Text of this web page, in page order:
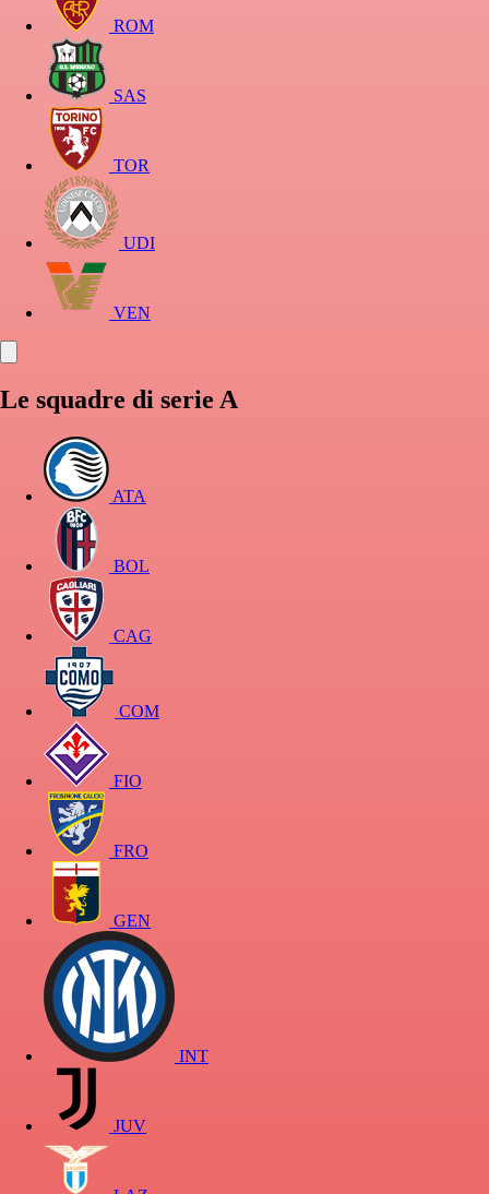
ROM
SAS
TOR
UDI
VEN
Le squadre di serie A
ATA
BOL
CAG
COM
FIO
FRO
GEN
INT
JUV